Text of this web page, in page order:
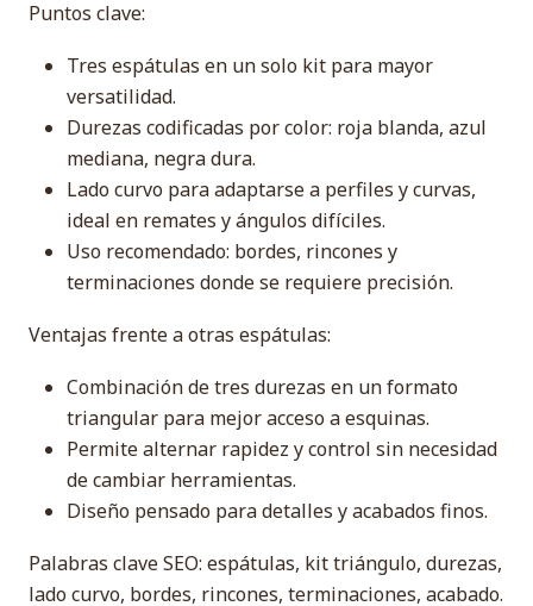
Puntos clave:
Tres espátulas en un solo kit para mayor
versatilidad.
Durezas codificadas por color: roja blanda, azul
mediana, negra dura.
Lado curvo para adaptarse a perfiles y curvas,
ideal en remates y ángulos difíciles.
Uso recomendado: bordes, rincones y
terminaciones donde se requiere precisión.
Ventajas frente a otras espátulas:
Combinación de tres durezas en un formato
triangular para mejor acceso a esquinas.
Permite alternar rapidez y control sin necesidad
de cambiar herramientas.
Diseño pensado para detalles y acabados finos.
Palabras clave SEO: espátulas, kit triángulo, durezas,
lado curvo, bordes, rincones, terminaciones, acabado.